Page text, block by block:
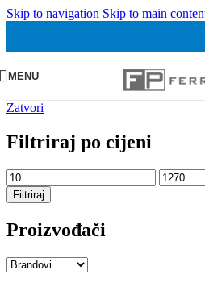
Skip to navigation Skip to main
MENU
Zatvori
Filtriraj po cijeni
Min
cijena
Maks
cijena
Filtriraj
Proizvođači